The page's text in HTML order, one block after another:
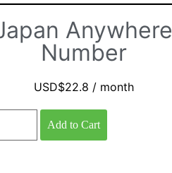
Anywhere
Number
USD$22.8 / month
Add to Cart